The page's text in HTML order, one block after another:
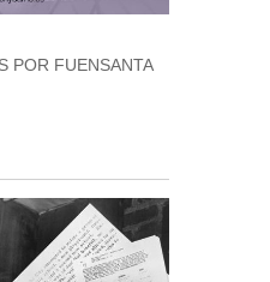
POR FUENSANTA